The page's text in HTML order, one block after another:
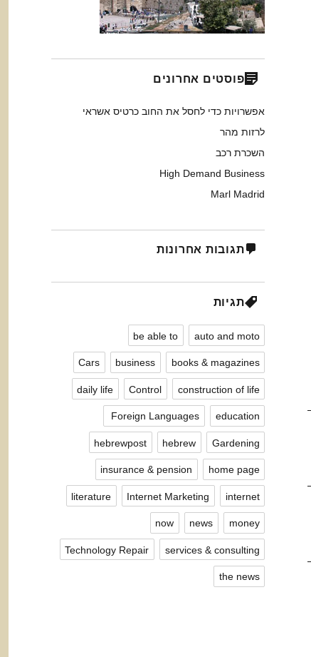
פוסטים אחרונים
אפשרויות כדי לחסל את החוב כרטיס אשראי
לרזות מהר
השכרת רכב
High Demand Business
Marl Madrid
תגובות אחרונות
תגיות
auto and moto
be able to
books & magazines
business
Cars
construction of life
Control
daily life
education
Foreign Languages ​​
Gardening
hebrew
hebrewpost
home page
insurance & pension
internet
Internet Marketing
literature
money
news
now
services & consulting
Technology Repair
the news